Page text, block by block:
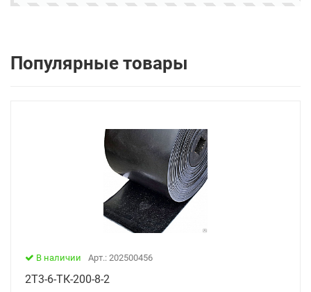
Популярные товары
В наличии Арт.: 202500456
2Т3-6-ТК-200-8-2